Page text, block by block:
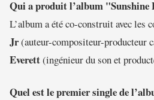
Qui a produit l’album "Sunshine
L’album a été co-construit avec les
Jr(auteur-compositeur-producteur
Everett(ingénieur du son et
Quel est le premier single de